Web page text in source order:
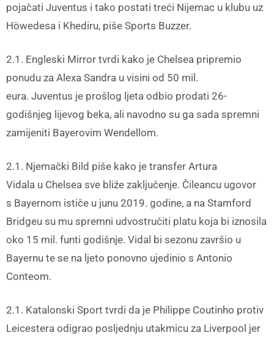
pojačati Juventus i tako postati treći Nijemac u klubu uz
Höwedesa i Khediru, piše Sports Buzzer.
2.1. Engleski Mirror tvrdi kako je Chelsea pripremio
ponudu za Alexa Sandra u visini od 50 mil.
eura. Juventus je prošlog ljeta odbio prodati 26-
godišnjeg lijevog beka, ali navodno su ga sada spremni
zamijeniti Bayerovim Wendellom.
2.1. Njemački Bild piše kako je transfer Artura
Vidala u Chelsea sve bliže zaključenje. Čileancu ugovor
s Bayernom ističe u junu 2019. godine, a na Stamford
Bridgeu su mu spremni udvostručiti platu koja bi iznosila
oko 15 mil. funti godišnje. Vidal bi sezonu završio u
Bayernu te se na ljeto ponovno ujedinio s Antonio
Conteom.
2.1. Katalonski Sport tvrdi da je Philippe Coutinho protiv
Leicestera odigrao posljednju utakmicu za Liverpool jer